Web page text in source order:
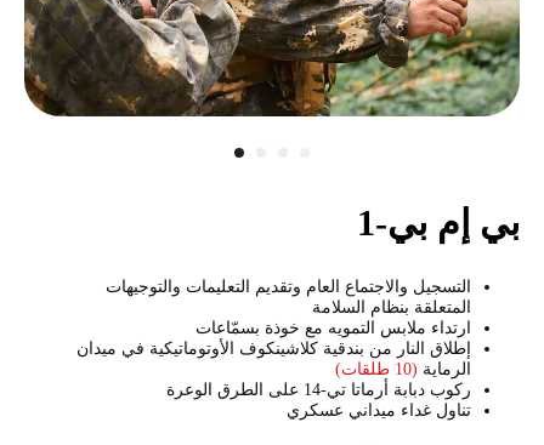
بي إم بي-1
التسجيل والاجتماع العام وتقديم التعليمات والتوجيهات
المتعلقة بنظام السلامة
ارتداء ملابس التمويه مع خوذة بسمّاعات
إطلاق النار من بندقية كلاشينكوف الأوتوماتيكية في ميدان
الرماية (10 طلقات)
ركوب دبابة أرماتا تي-14 على الطرق الوعرة
تناول غداء ميداني عسكري